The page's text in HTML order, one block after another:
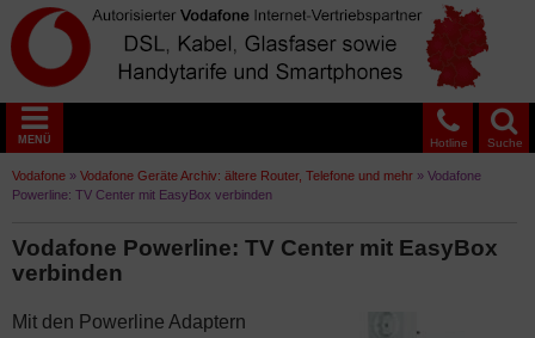
Suche
Hotline
MENÜ
Vodafone » Vodafone Geräte Archiv: ältere Router, Telefone und mehr » Vodafone
Powerline: TV Center mit EasyBox verbinden
Vodafone Powerline: TV Center mit EasyBox
verbinden
Mit den Powerline Adaptern